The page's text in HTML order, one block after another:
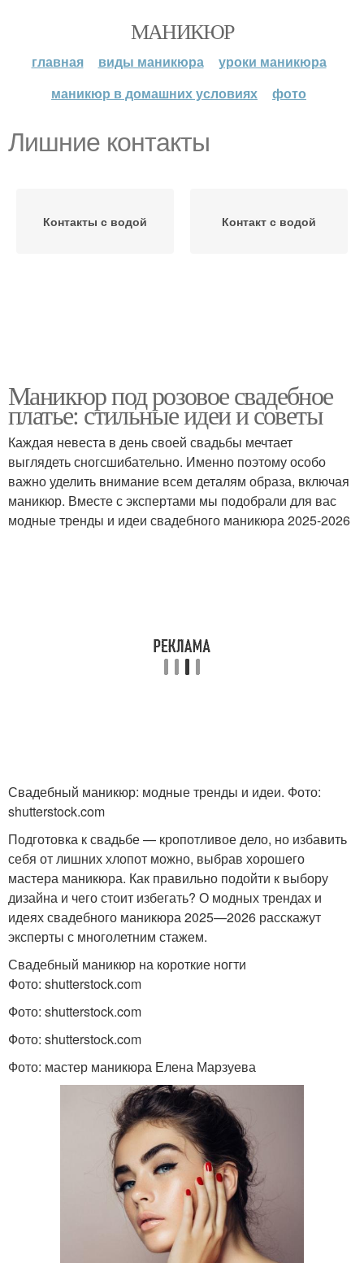
МАНИКЮР
главная виды маникюра
уроки маникюра
маникюр в домашних условиях
фото
Лишние контакты
Контакты с водой Контакт с водой
Маникюр под розовое свадебное
платье: стильные идеи и советы
Каждая невеста в день своей свадьбы мечтает
выглядеть сногсшибательно. Именно поэтому особо
важно уделить внимание всем деталям образа, включая
маникюр. Вместе с экспертами мы подобрали для вас
модные тренды и идеи свадебного маникюра 2025-2026
Свадебный маникюр: модные тренды и идеи. Фото:
shutterstock.com
Подготовка к свадьбе — кропотливое дело, но избавить
себя от лишних хлопот можно, выбрав хорошего
мастера маникюра. Как правильно подойти к выбору
дизайна и чего стоит избегать? О модных трендах и
идеях свадебного маникюра 2025—2026 расскажут
эксперты с многолетним стажем.
Свадебный маникюр на короткие ногти
Фото: shutterstock.com
Фото: shutterstock.com
Фото: shutterstock.com
Фото: мастер маникюра Елена Марзуева